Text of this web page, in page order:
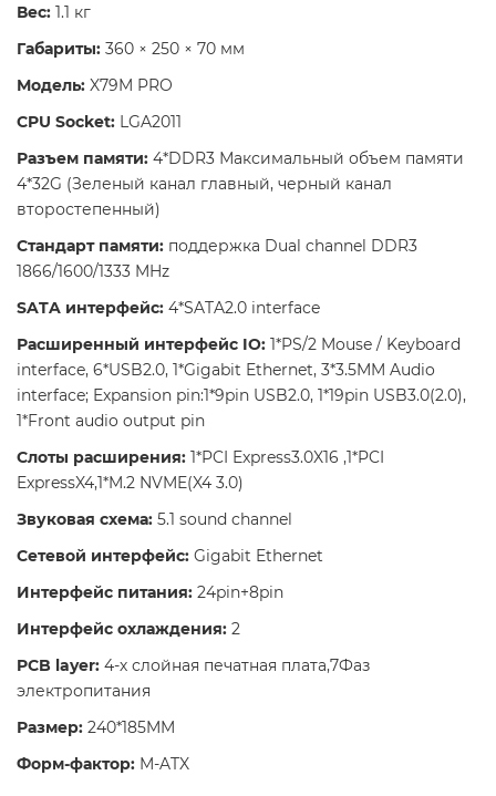
Вес: 1.1 кг
Габариты: 360 × 250 × 70 мм
Модель: X79M PRO
CPU Socket: LGA2011
Разъем памяти: 4*DDR3 Максимальный объем памяти
4*32G (Зеленый канал главный, черный канал
второстепенный)
Стандарт памяти: поддержка Dual channel DDR3
1866/1600/1333 MHz
SATA интерфейс: 4*SATA2.0 interface
Расширенный интерфейс IO: 1*PS/2 Mouse / Keyboard
interface, 6*USB2.0, 1*Gigabit Ethernet, 3*3.5MM Audio
interface; Expansion pin:1*9pin USB2.0, 1*19pin USB3.0(2.0),
1*Front audio output pin
Слоты расширения: 1*PCI Express3.0X16 ,1*PCI
ExpressX4,1*M.2 NVME(X4 3.0)
Звуковая схема: 5.1 sound channel
Сетевой интерфейс: Gigabit Ethernet
Интерфейс питания: 24pin+8pin
Интерфейс охлаждения: 2
PCB layer: 4-х слойная печатная плата,7Фаз
электропитания
Размер: 240*185MM
Форм-фактор: M-ATX